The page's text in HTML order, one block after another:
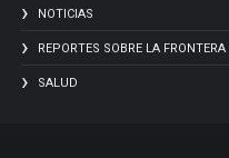
NOTICIAS
REPORTES SOBRE LA FRONTERA
SALUD